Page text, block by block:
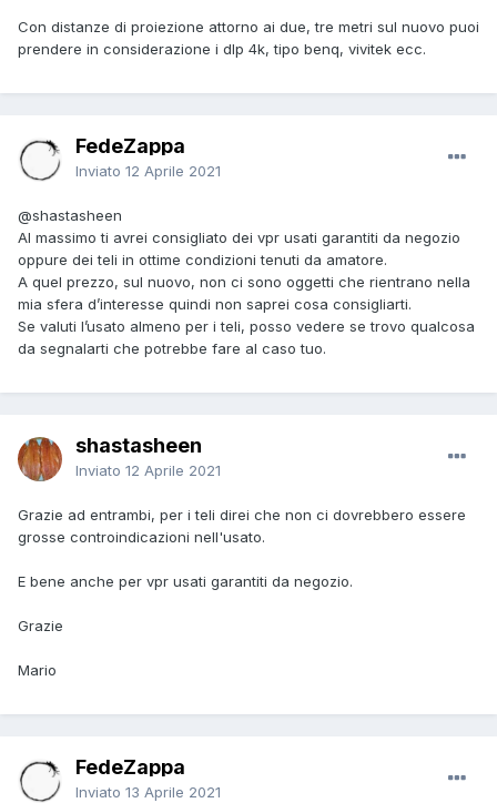
Con distanze di proiezione attorno ai due, tre metri sul nuovo puoi
prendere in considerazione i dlp 4k, tipo benq, vivitek ecc.
FedeZappa
Inviato 12 Aprile 2021
@shastasheen
Al massimo ti avrei consigliato dei vpr usati garantiti da negozio
oppure dei teli in ottime condizioni tenuti da amatore.
A quel prezzo, sul nuovo, non ci sono oggetti che rientrano nella
mia sfera d’interesse quindi non saprei cosa consigliarti.
Se valuti l’usato almeno per i teli, posso vedere se trovo qualcosa
da segnalarti che potrebbe fare al caso tuo.
shastasheen
Inviato 12 Aprile 2021
Grazie ad entrambi, per i teli direi che non ci dovrebbero essere
grosse controindicazioni nell'usato.
E bene anche per vpr usati garantiti da negozio.
Grazie
Mario
FedeZappa
Inviato 13 Aprile 2021